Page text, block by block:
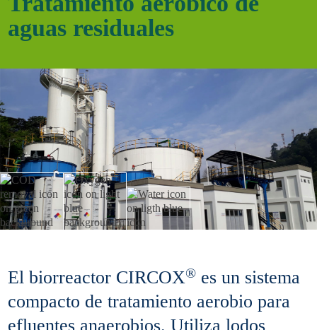
aguas residuales
El biorreactor CIRCOX® es un sistema
compacto de tratamiento aerobio para
efluentes anaerobios. Utiliza lodos